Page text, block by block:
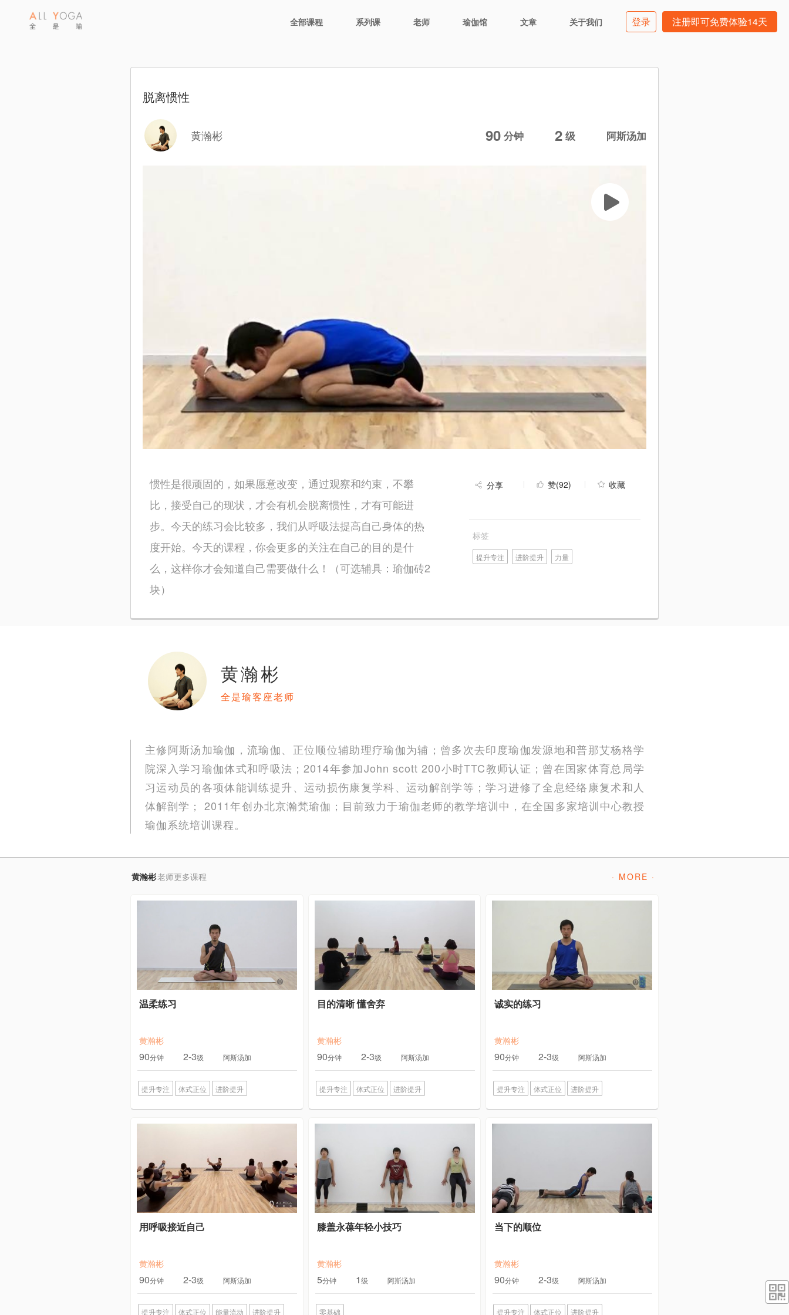
全部课程 系列课 老师 瑜伽馆 文章 关于我们 登录 注册即可免费体验14天
脱离惯性
黄瀚彬 90 分钟 2 级 阿斯汤加
惯性是很顽固的，如果愿意改变，通过观察和约束，不攀
比，接受自己的现状，才会有机会脱离惯性，才有可能进
步。今天的练习会比较多，我们从呼吸法提高自己身体的热
度开始。今天的课程，你会更多的关注在自己的目的是什
么，这样你才会知道自己需要做什么！（可选辅具：瑜伽砖2
块）
分享 赞(92) 收藏
标签
提升专注 进阶提升 力量
黄瀚彬
全是瑜客座老师
主修阿斯汤加瑜伽，流瑜伽、正位顺位辅助理疗瑜伽为辅；曾多次去印度瑜伽发源地和普那艾杨格学
院深入学习瑜伽体式和呼吸法；2014年参加John scott 200小时TTC教师认证；曾在国家体育总局学
习运动员的各项体能训练提升、运动损伤康复学科、运动解剖学等；学习进修了全息经络康复术和人
体解剖学； 2011年创办北京瀚梵瑜伽；目前致力于瑜伽老师的教学培训中，在全国多家培训中心教授
瑜伽系统培训课程。
黄瀚彬老师更多课程 · MORE ·
温柔练习
黄瀚彬
90分钟 2-3级 阿斯汤加
提升专注 体式正位 进阶提升
目的清晰 懂舍弃
黄瀚彬
90分钟 2-3级 阿斯汤加
提升专注 体式正位 进阶提升
诚实的练习
黄瀚彬
90分钟 2-3级 阿斯汤加
提升专注 体式正位 进阶提升
用呼吸接近自己
黄瀚彬
90分钟 2-3级 阿斯汤加
提升专注 体式正位 能量流动 进阶提升
膝盖永葆年轻小技巧
黄瀚彬
5分钟 1级 阿斯汤加
零基础
当下的顺位
黄瀚彬
90分钟 2-3级 阿斯汤加
提升专注 体式正位 进阶提升